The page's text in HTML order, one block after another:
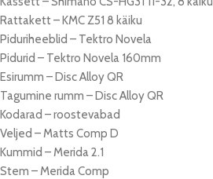
Rattakett – KMC Z51 8 käiku
Piduriheeblid – Tektro Novela
Pidurid – Tektro Novela 160mm
Esirumm – Disc Alloy QR
Tagumine rumm – Disc Alloy QR
Kodarad – roostevabad
Veljed – Matts Comp D
Kummid – Merida 2.1
Stem – Merida Comp